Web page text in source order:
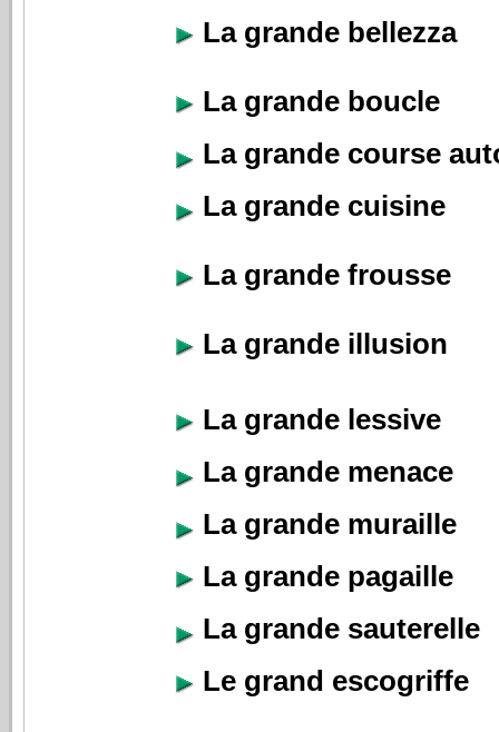
La grande bellezza
La grande boucle
La grande course
La grande cuisine
La grande frousse
La grande illusion
La grande lessive
La grande menace
La grande muraille
La grande pagaille
La grande sauterelle
Le grand escogriffe